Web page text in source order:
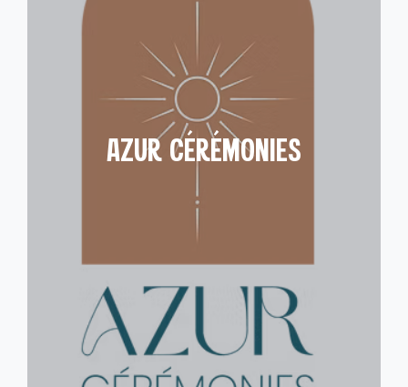
AZUR CÉRÉMONIES